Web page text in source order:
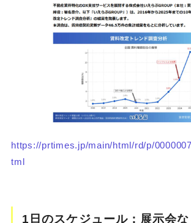
https://prtimes.jp/main/html/rd/p/
tml
1日のスケジュール：展示会